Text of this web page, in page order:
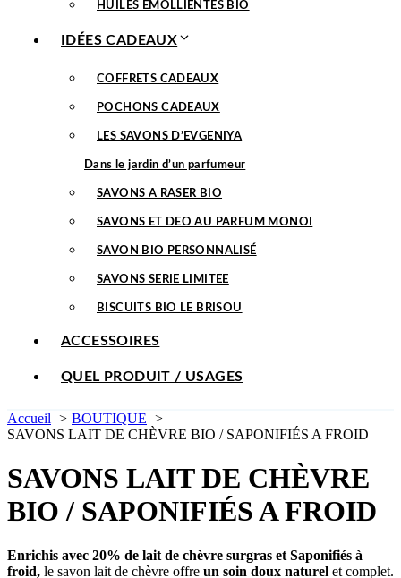
HUILES ÉMOLLIENTES BIO
IDÉES CADEAUX
COFFRETS CADEAUX
POCHONS CADEAUX
LES SAVONS D’EVGENIYA
Dans le jardin d’un parfumeur
SAVONS A RASER BIO
SAVONS ET DEO AU PARFUM MONOI
SAVON BIO PERSONNALISÉ
SAVONS SERIE LIMITEE
BISCUITS BIO LE BRISOU
ACCESSOIRES
QUEL PRODUIT / USAGES
Accueil
BOUTIQUE
SAVONS LAIT DE CHÈVRE BIO / SAPONIFIÉS A FROID
SAVONS LAIT DE CHÈVRE
BIO / SAPONIFIÉS A FROID
Enrichis avec 20% de lait de chèvre surgras et Saponifiés à
froid, le savon lait de chèvre offre un soin doux naturel et complet.